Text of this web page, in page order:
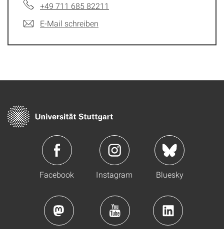
+49 711 685 82211
E-Mail schreiben
Facebook Instagram Bluesky